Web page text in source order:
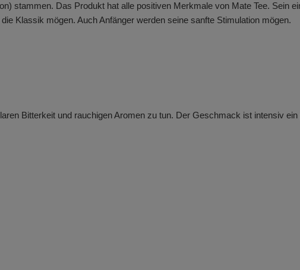
stammen. Das Produkt hat alle positiven Merkmale von Mate Tee. Sein
Klassik mögen. Auch Anfänger werden seine sanfte Stimulation mögen.
Bitterkeit und rauchigen Aromen zu tun. Der Geschmack ist intensiv